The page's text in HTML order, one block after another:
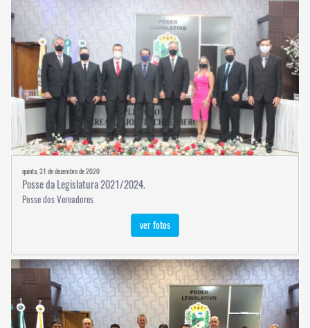
quinta, 31 de dezembro de 2020
Posse da Legislatura 2021/2024.
Posse dos Vereadores
ver fotos